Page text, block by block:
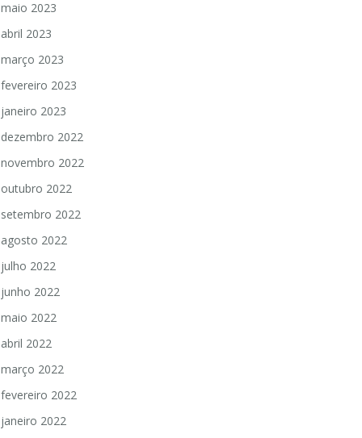
maio 2023
abril 2023
março 2023
fevereiro 2023
janeiro 2023
dezembro 2022
novembro 2022
outubro 2022
setembro 2022
agosto 2022
julho 2022
junho 2022
maio 2022
abril 2022
março 2022
fevereiro 2022
janeiro 2022